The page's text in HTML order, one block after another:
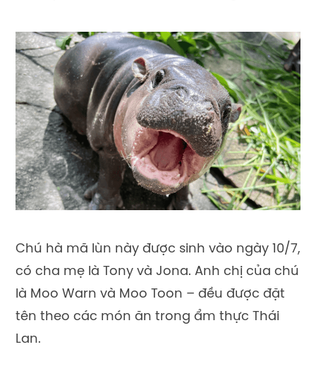
Chú hà mã lùn này được sinh vào ngày 10/7,
có cha mẹ là Tony và Jona. Anh chị của chú
là Moo Warn và Moo Toon – đều được đặt
tên theo các món ăn trong ẩm thực Thái
Lan.